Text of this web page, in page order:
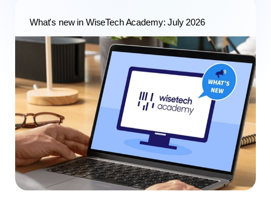
What's new in WiseTech Academy: July 2026